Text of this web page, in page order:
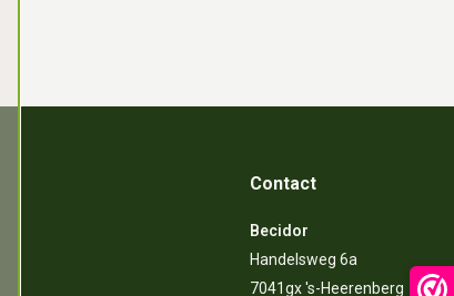
Contact
Becidor
Handelsweg 6a
7041gx 's-Heerenberg